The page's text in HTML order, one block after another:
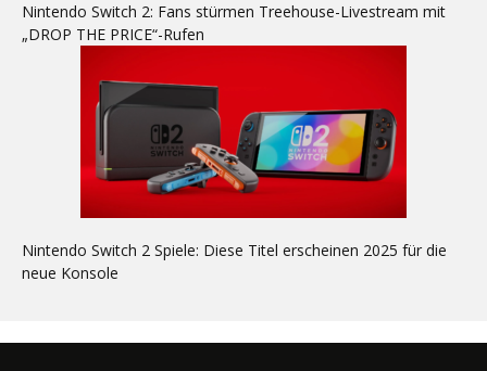
Nintendo Switch 2: Fans stürmen Treehouse-Livestream mit
„DROP THE PRICE“-Rufen
Nintendo Switch 2 Spiele: Diese Titel erscheinen 2025 für die
neue Konsole